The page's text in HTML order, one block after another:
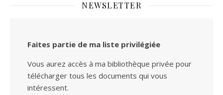
NEWSLETTER
Faites partie de ma liste privilégiée
Vous aurez accès à ma bibliothèque privée pour
télécharger tous les documents qui vous
intéressent.